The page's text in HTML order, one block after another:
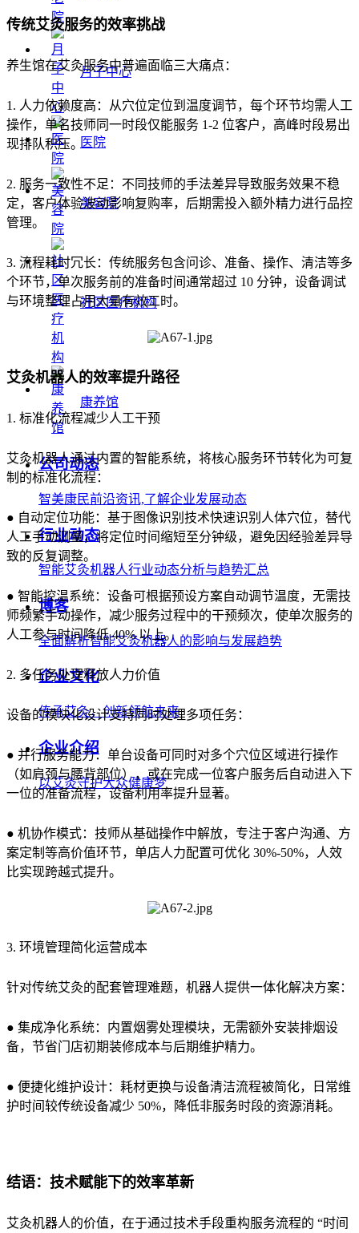
月子中心
医院
美容院
社区医疗机构
康养馆
公司动态
智美康民前沿资讯,了解企业发展动态
行业动态
智能艾灸机器人行业动态分析与趋势汇总
博客
全面解析智能艾灸机器人的影响与发展趋势
企业文化
传承艾灸，创新领航未来
企业介绍
以艾灸守护大众健康梦
传统艾灸服务的效率挑战
养生馆在艾灸服务中普遍面临三大痛点：
1. 人力依赖度高：从穴位定位到温度调节，每个环节均需人工
操作，单名技师同一时段仅能服务 1-2 位客户，高峰时段易出
现排队积压。
2. 服务一致性不足：不同技师的手法差异导致服务效果不稳
定，客户体验波动影响复购率，后期需投入额外精力进行品控
管理。
3. 流程耗时冗长：传统服务包含问诊、准备、操作、清洁等多
个环节，单次服务前的准备时间通常超过 10 分钟，设备调试
与环境整理占用大量有效工时。
艾灸机器人的效率提升路径
1. 标准化流程减少人工干预
艾灸机器人通过内置的智能系统，将核心服务环节转化为可复
制的标准化流程：
● 自动定位功能：基于图像识别技术快速识别人体穴位，替代
人工手动测量，将定位时间缩短至分钟级，避免因经验差异导
致的反复调整。
● 智能控温系统：设备可根据预设方案自动调节温度，无需技
师频繁手动操作，减少服务过程中的干预频次，使单次服务的
人工参与时间降低 40% 以上。
2. 多任务处理释放人力价值
设备的模块化设计支持同时处理多项任务：
● 并行服务能力：单台设备可同时对多个穴位区域进行操作
（如肩颈与腰背部位），或在完成一位客户服务后自动进入下
一位的准备流程，设备利用率提升显著。
● 机协作模式：技师从基础操作中解放，专注于客户沟通、方
案定制等高价值环节，单店人力配置可优化 30%-50%，人效
比实现跨越式提升。
3. 环境管理简化运营成本
针对传统艾灸的配套管理难题，机器人提供一体化解决方案：
● 集成净化系统：内置烟雾处理模块，无需额外安装排烟设
备，节省门店初期装修成本与后期维护精力。
● 便捷化维护设计：耗材更换与设备清洁流程被简化，日常维
护时间较传统设备减少 50%，降低非服务时段的资源消耗。
结语：技术赋能下的效率革新
艾灸机器人的价值，在于通过技术手段重构服务流程的 “时间